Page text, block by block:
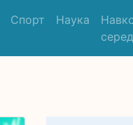
Спорт Наука